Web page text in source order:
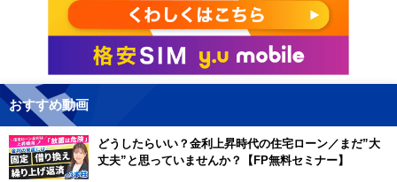
おすすめ動画
どうしたらいい？金利上昇時代の住宅ローン／まだ”大
丈夫”と思っていませんか？【FP無料セミナー】